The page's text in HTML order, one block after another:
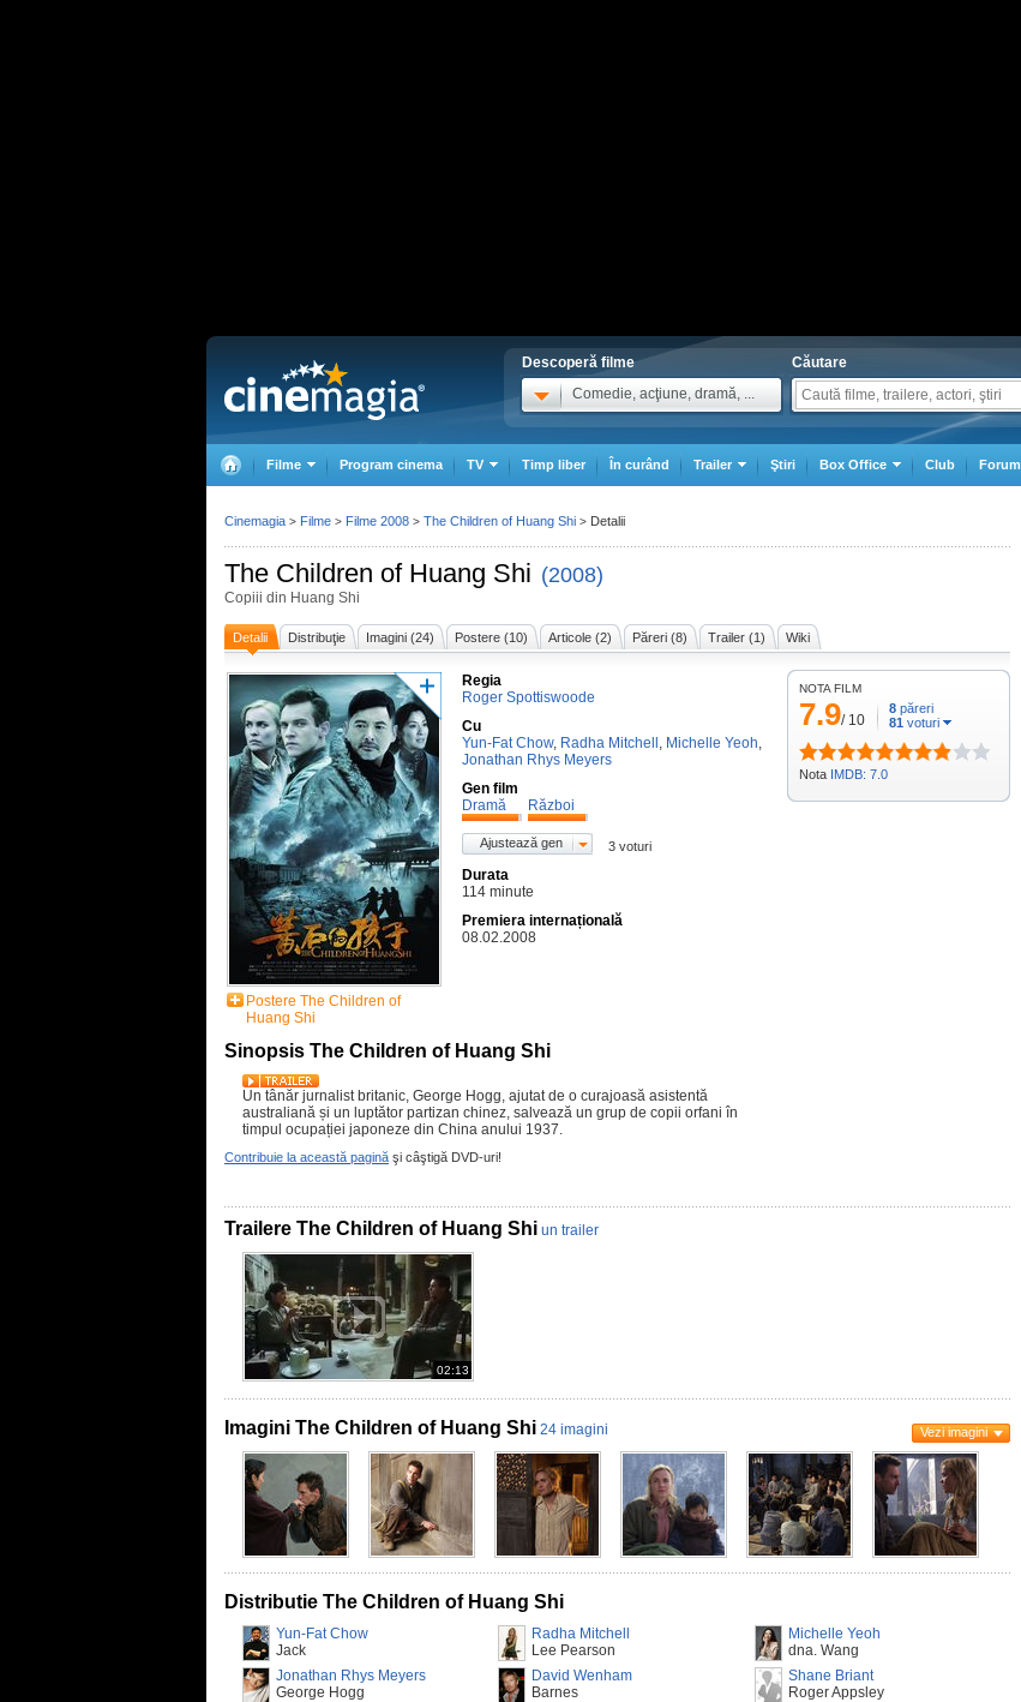
Descoperă filme
Comedie, acţiune, dramă, ...
Căutare
Filme Program cinema TV Timp liber În curând Trailer Ştiri Box Office Club Forum
The Children of Huang Shi (2008)
Copiii din Huang Shi
Detalii Distribuţie Imagini (24) Postere (10) Articole (2) Păreri (8) Trailer (1) Wiki
Postere The Children of
Huang Shi
Regia
Roger Spottiswoode
Cu
Yun-Fat Chow, Radha Mitchell , Michelle Yeoh,
Jonathan Rhys Meyers
Gen film
Dramă
Război
Ajustează gen 3 voturi
Durata
114 minute
Premiera internațională
08.02.2008
Sinopsis The Children of Huang Shi
Un tânăr jurnalist britanic, George Hogg, ajutat de o curajoasă asistentă
australiană și un luptător partizan chinez, salvează un grup de copii orfani în
timpul ocupației japoneze din China anului 1937.
Contribuie la această pagină şi câştigă DVD-uri!
NOTA FILM
7.9/ 10
8 păreri
81 voturi
Nota IMDB: 7.0
Trailere The Children of Huang Shi un trailer
02:13
Imagini The Children of Huang Shi 24 imagini Vezi imagini
Distributie The Children of Huang Shi
Yun-Fat Chow
Jack
Radha Mitchell
Lee Pearson
Michelle Yeoh
dna. Wang
Jonathan Rhys Meyers
George Hogg
David Wenham
Barnes
Shane Briant
Roger Appsley
Cinemagia > Filme > Filme 2008 > The Children of Huang Shi > Detalii